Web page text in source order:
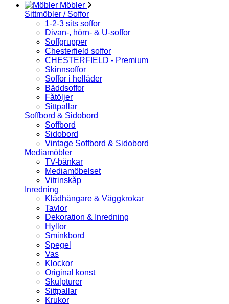
Möbler
Sittmöbler / Soffor
1-2-3 sits soffor
Divan-, hörn- & U-soffor
Soffgrupper
Chesterfield soffor
CHESTERFIELD - Premium
Skinnsoffor
Soffor i helläder
Bäddsoffor
Fåtöljer
Sittpallar
Soffbord & Sidobord
Soffbord
Sidobord
Vintage Soffbord & Sidobord
Mediamöbler
TV-bänkar
Mediamöbelset
Vitrinskåp
Inredning
Klädhängare & Väggkrokar
Tavlor
Dekoration & Inredning
Hyllor
Sminkbord
Spegel
Vas
Klockor
Original konst
Skulpturer
Sittpallar
Krukor